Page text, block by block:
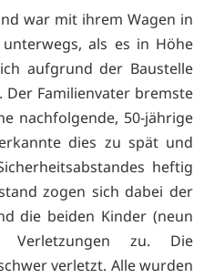
war mit ihrem Wagen in
als es in Höhe
aufgrund der Baustelle
Der Familienvater bremste
nachfolgende, 50-jährige
dies zu spät und
heftig
zogen sich dabei der
die beiden Kinder (neun
zu. Die
verletzt. Alle wurden